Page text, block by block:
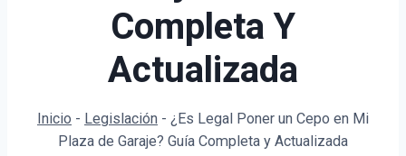
Completa Y
Actualizada
Inicio - Legislación - ¿Es Legal Poner un Cepo en Mi
Plaza de Garaje? Guía Completa y Actualizada